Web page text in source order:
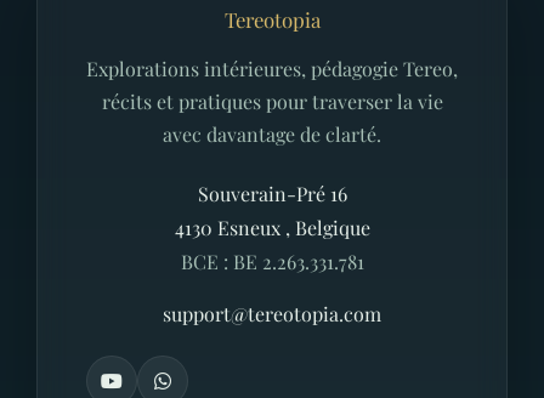
Tereotopia
Explorations intérieures, pédagogie Tereo,
récits et pratiques pour traverser la vie
avec davantage de clarté.
Souverain-Pré 16
4130 Esneux , Belgique
BCE : BE 2.263.331.781
support@tereotopia.com